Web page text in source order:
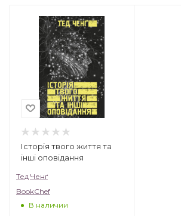
Історія твого життя та
інші оповідання
Тед Ченґ
BookChef
В наличии